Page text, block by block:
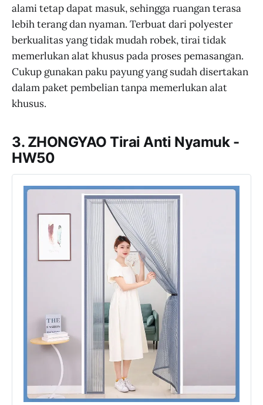
alami tetap dapat masuk, sehingga ruangan terasa
lebih terang dan nyaman. Terbuat dari polyester
berkualitas yang tidak mudah robek, tirai tidak
memerlukan alat khusus pada proses pemasangan.
Cukup gunakan paku payung yang sudah disertakan
dalam paket pembelian tanpa memerlukan alat
khusus.
3. ZHONGYAO Tirai Anti Nyamuk -
HW50